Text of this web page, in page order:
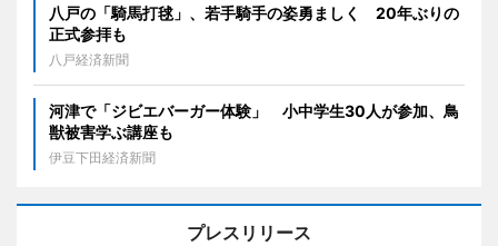
八戸の「騎馬打毬」、若手騎手の姿勇ましく 20年ぶりの
正式参拝も
八戸経済新聞
河津で「ジビエバーガー体験」 小中学生30人が参加、鳥
獣被害学ぶ講座も
伊豆下田経済新聞
プレスリリース